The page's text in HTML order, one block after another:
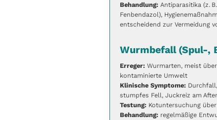
Behandlung: Antiparasitika (z.
Fenbendazol),
entscheidend zur Vermeidung
Wurmbefall (Spul-,
Erreger: Wurmarten, meist
kontaminierte Umwelt
Klinische Symptome:
stumpfes Fell, Juckreiz am After
Testung: Kotuntersuchung
Behandlung: regelmäßige